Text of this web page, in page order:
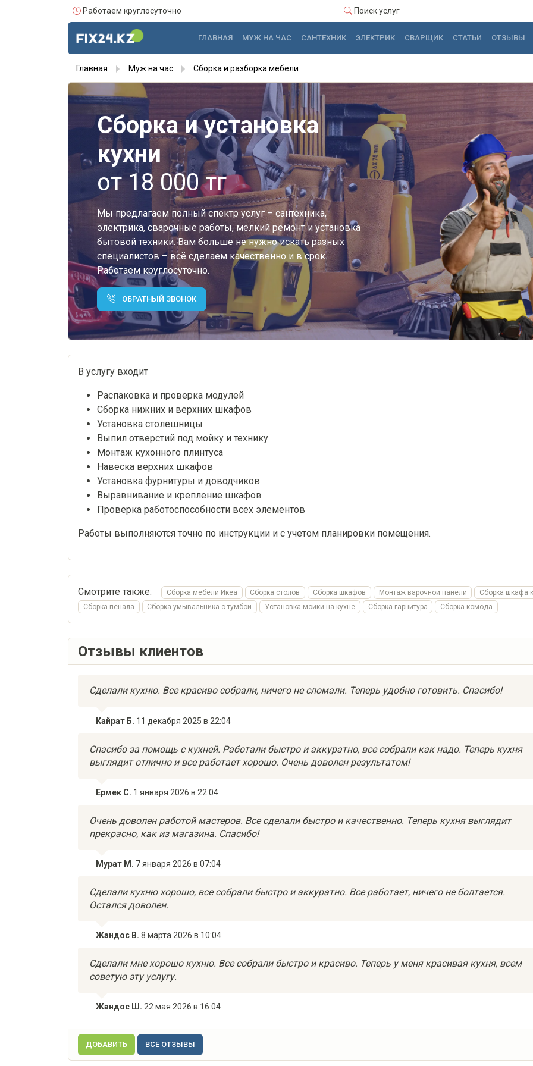
Работаем круглосуточно Поиск услуг
ГЛАВНАЯ МУЖ НА ЧАС САНТЕХНИК ЭЛЕКТРИК СВАРЩИК СТАТЬИ ОТЗЫВЫ
Главная Муж на час Сборка и разборка мебели
Сборка и установка
кухни
от 18 000 тг
Мы предлагаем полный спектр услуг – сантехника,
электрика, сварочные работы, мелкий ремонт и установка
бытовой техники. Вам больше не нужно искать разных
специалистов – всё сделаем качественно и в срок.
Работаем круглосуточно.
ОБРАТНЫЙ ЗВОНОК
В услугу входит
Распаковка и проверка модулей
Сборка нижних и верхних шкафов
Установка столешницы
Выпил отверстий под мойку и технику
Монтаж кухонного плинтуса
Навеска верхних шкафов
Установка фурнитуры и доводчиков
Выравнивание и крепление шкафов
Проверка работоспособности всех элементов
Работы выполняются точно по инструкции и с учетом планировки помещения.
Смотрите также: Сборка мебели Икеа Сборка столов Сборка шкафов Монтаж варочной панели
Сборка шкафа
Сборка пенала
Сборка умывальника с тумбой Установка мойки на кухне Сборка гарнитура Сборка комода
Отзывы клиентов
Сделали кухню. Все красиво собрали, ничего не сломали. Теперь удобно готовить. Спасибо!
Кайрат Б. 11 декабря 2025 в 22:04
Спасибо за помощь с кухней. Работали быстро и аккуратно, все собрали как надо. Теперь кухня
выглядит отлично и все работает хорошо. Очень доволен результатом!
Ермек С. 1 января 2026 в 22:04
Очень доволен работой мастеров. Все сделали быстро и качественно. Теперь кухня выглядит
прекрасно, как из магазина. Спасибо!
Мурат М. 7 января 2026 в 07:04
Сделали кухню хорошо, все собрали быстро и аккуратно. Все работает, ничего не болтается.
Остался доволен.
Жандос В. 8 марта 2026 в 10:04
Сделали мне хорошо кухню. Все собрали быстро и красиво. Теперь у меня красивая кухня, всем
советую эту услугу.
Жандос Ш. 22 мая 2026 в 16:04
ДОБАВИТЬ ВСЕ ОТЗЫВЫ